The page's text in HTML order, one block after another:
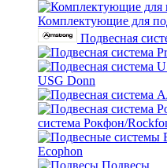
Комплектующие для
Подвесная
USG Donn
система Рокфон/
Ecophon
Подвесы